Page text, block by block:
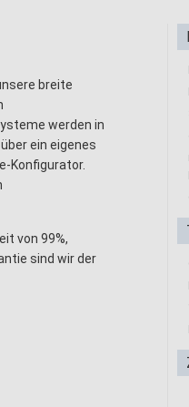
breite
werden in
ein eigenes
Konfigurator.
von 99%,
sind wir der